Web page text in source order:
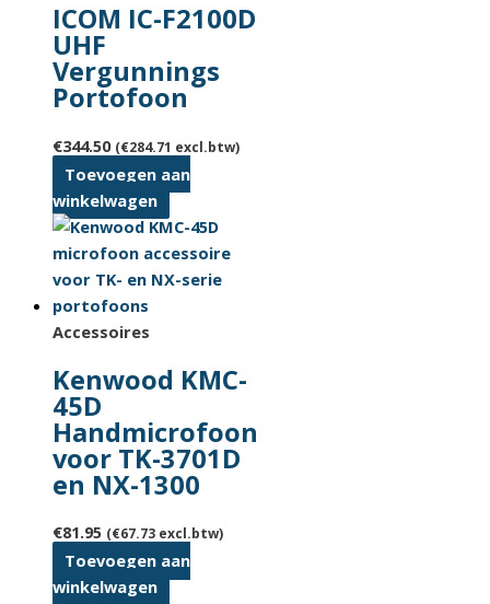
optie
gekozen
worden
de
productpagina
ICOM IC-F2100D
UHF
Vergunnings
Portofoon
€344.50 (€284.71 excl.btw)
Toevoegen aan
winkelwagen
Accessoires
Kenwood KMC-
45D
Handmicrofoon
voor TK-3701D
en NX-1300
€81.95 (€67.73 excl.btw)
Toevoegen aan
winkelwagen